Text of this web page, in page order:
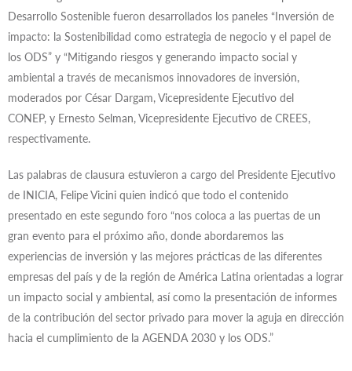
Desarrollo Sostenible fueron desarrollados los paneles “Inversión de
impacto: la Sostenibilidad como estrategia de negocio y el papel de
los ODS” y “Mitigando riesgos y generando impacto social y
ambiental a través de mecanismos innovadores de inversión,
moderados por César Dargam, Vicepresidente Ejecutivo del
CONEP, y Ernesto Selman, Vicepresidente Ejecutivo de CREES,
respectivamente.
Las palabras de clausura estuvieron a cargo del Presidente Ejecutivo
de INICIA, Felipe Vicini quien indicó que todo el contenido
presentado en este segundo foro “nos coloca a las puertas de un
gran evento para el próximo año, donde abordaremos las
experiencias de inversión y las mejores prácticas de las diferentes
empresas del país y de la región de América Latina orientadas a lograr
un impacto social y ambiental, así como la presentación de informes
de la contribución del sector privado para mover la aguja en dirección
hacia el cumplimiento de la AGENDA 2030 y los ODS.”